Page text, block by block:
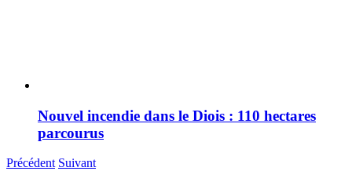
Nouvel incendie dans le Diois : 110 hectares
parcourus
Précédent Suivant